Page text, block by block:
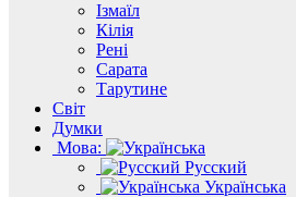
Ізмаїл
Кілія
Рені
Сарата
Тарутине
Світ
Думки
Мова:
Русский
Українська